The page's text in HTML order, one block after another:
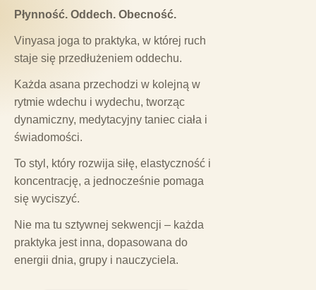
Płynność. Oddech. Obecność.
Vinyasa joga to praktyka, w której ruch
staje się przedłużeniem oddechu.
Każda asana przechodzi w kolejną w
rytmie wdechu i wydechu, tworząc
dynamiczny, medytacyjny taniec ciała i
świadomości.
To styl, który rozwija siłę, elastyczność i
koncentrację, a jednocześnie pomaga
się wyciszyć.
Nie ma tu sztywnej sekwencji – każda
praktyka jest inna, dopasowana do
energii dnia, grupy i nauczyciela.